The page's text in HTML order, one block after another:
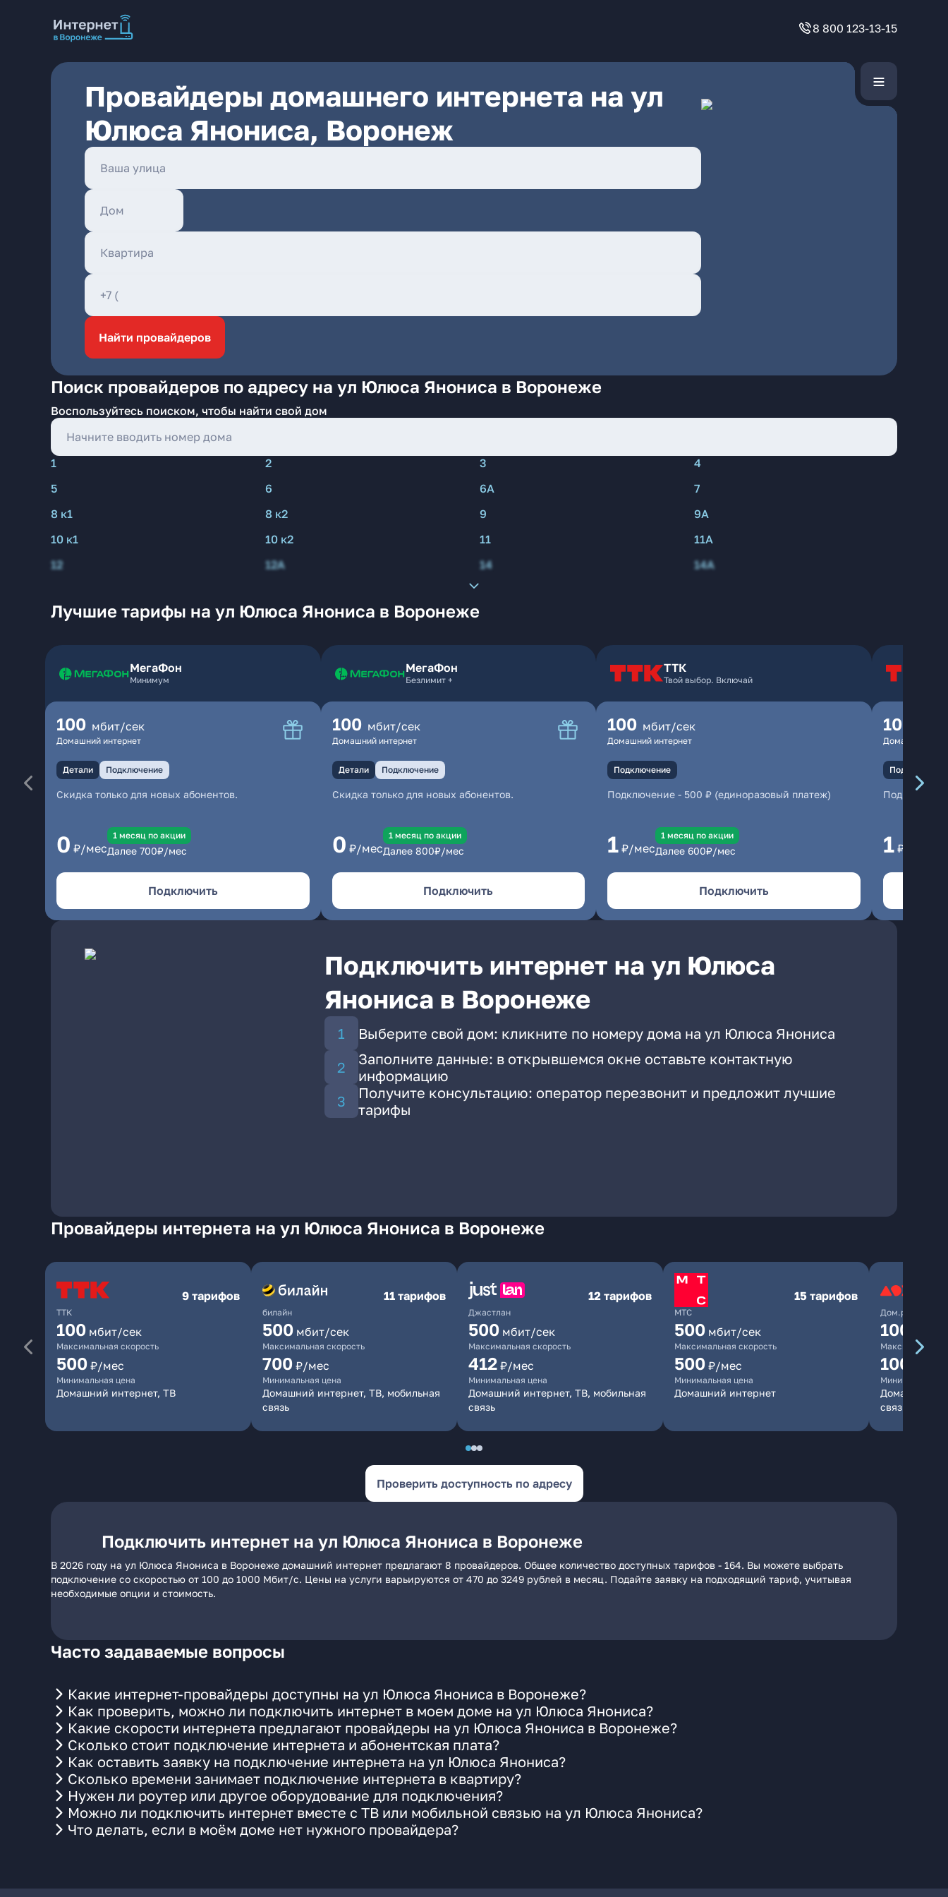
8 800 123-13-15
Провайдеры домашнего интернета на ул
Юлюса Янониса, Воронеж
Найти провайдеров
Поиск провайдеров по адресу на ул Юлюса Янониса в Воронеже
Воспользуйтесь поиском, чтобы найти свой дом
1 2 3
4
5
6 6А
7
8 к1
8 к2 9
9А
10 к1
10 к2 11
11А
12
12А 14 14А
Лучшие тарифы на ул Юлюса Янониса в Воронеже
МегаФон
Минимум
100 мбит/сек
Домашний интернет
Детали Подключение
Скидка только для новых абонентов.
0 ₽/мес
1 месяц по акции
Далее 700₽/мес
Подключить
МегаФон
Безлимит +
100 мбит/сек
Домашний интернет
Детали Подключение
Скидка только для новых абонентов.
0 ₽/мес
1 месяц по акции
Далее 800₽/мес
Подключить
ТТК
Твой выбор. Включай
100 мбит/сек
Домашний интернет
Подключение
Подключение - 500 ₽ (единоразовый платеж)
1 ₽/мес
1 месяц по акции
Далее 600₽/мес
Подключить
100
Домашний
Подключение
1 ₽/мес
Подключить интернет на ул Юлюса
Янониса в Воронеже
Выберите свой дом: кликните по номеру дома на ул Юлюса Янониса
Заполните данные: в открывшемся окне оставьте контактную
информацию
Получите консультацию: оператор перезвонит и предложит лучшие
тарифы
Провайдеры интернета на ул Юлюса Янониса в Воронеже
ТТК
9 тарифов
100 мбит/сек
Максимальная скорость
500 ₽/мес
Минимальная цена
Домашний интернет, ТВ
билайн
11 тарифов
500 мбит/сек
Максимальная скорость
700 ₽/мес
Минимальная цена
Домашний интернет, ТВ, мобильная
связь
Джастлан
12 тарифов
500 мбит/сек
Максимальная скорость
412 ₽/мес
Минимальная цена
Домашний интернет, ТВ, мобильная
связь
МТС
15 тарифов
500 мбит/сек
Максимальная скорость
500 ₽/мес
Минимальная цена
Домашний интернет
Дом.ру
1000
Максимальная
1000
Минимальная
Домашний
связь
Проверить доступность по адресу
Подключить интернет на ул Юлюса Янониса в Воронеже
В 2026 году на ул Юлюса Янониса в Воронеже домашний интернет предлагают 8 провайдеров. Общее количество доступных тарифов - 164. Вы можете выбрать
подключение со скоростью от 100 до 1000 Мбит/с. Цены на услуги варьируются от 470 до 3249 рублей в месяц. Подайте заявку на подходящий тариф, учитывая
необходимые опции и стоимость.
Часто задаваемые вопросы
Какие интернет-провайдеры доступны на ул Юлюса Янониса в Воронеже?
Как проверить, можно ли подключить интернет в моем доме на ул Юлюса Янониса?
Какие скорости интернета предлагают провайдеры на ул Юлюса Янониса в Воронеже?
Сколько стоит подключение интернета и абонентская плата?
Как оставить заявку на подключение интернета на ул Юлюса Янониса?
Сколько времени занимает подключение интернета в квартиру?
Нужен ли роутер или другое оборудование для подключения?
Можно ли подключить интернет вместе с ТВ или мобильной связью на ул Юлюса Янониса?
Что делать, если в моём доме нет нужного провайдера?